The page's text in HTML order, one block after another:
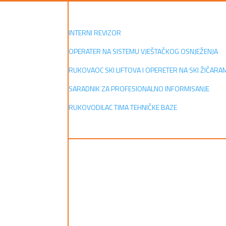
INTERNI REVIZOR
OPERATER NA SISTEMU VJEŠTAČKOG OSNJEŽENJA
RUKOVAOC SKI LIFTOVA I OPERETER NA SKI
SARADNIK ZA PROFESIONALNO INFORMISANJE
RUKOVODILAC TIMA TEHNIČKE BAZE